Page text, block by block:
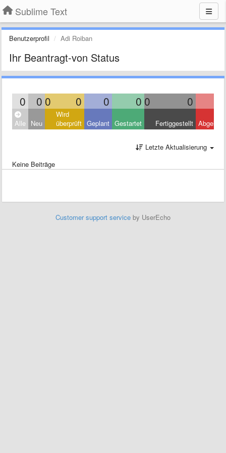
Sublime Text
Benutzerprofil Adi Roiban
Ihr Beantragt-von Status
0 0 0 0 0 0 0 0
Alle Neu
Wird
überprüft Geplant Gestartet Fertiggestellt
Letzte Aktualisierung
Keine Beiträge
Customer support service by UserEcho